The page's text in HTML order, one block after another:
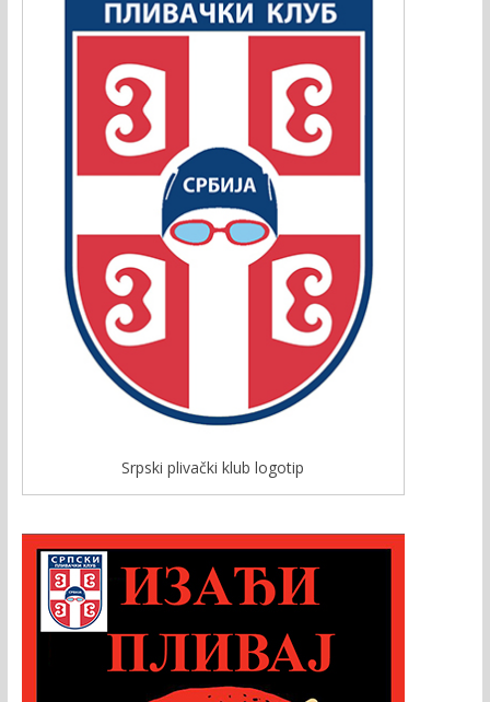
Srpski plivački klub logotip